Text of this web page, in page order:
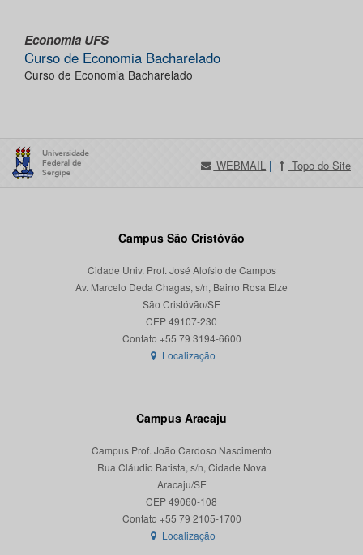
Economia UFS
Curso de Economia Bacharelado
Curso de Economia Bacharelado
WEBMAIL | Topo do Site
Campus São Cristóvão
Cidade Univ. Prof. José Aloísio de Campos
Av. Marcelo Deda Chagas, s/n, Bairro Rosa Elze
São Cristóvão/SE
CEP 49107-230
Localização
Campus Aracaju
Campus Prof. João Cardoso Nascimento
Rua Cláudio Batista, s/n, Cidade Nova
Aracaju/SE
CEP 49060-108
Localização